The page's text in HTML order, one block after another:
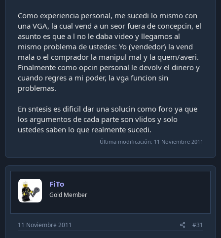
Como experiencia personal, me sucedi lo mismo con
una VGA, la cual vend a un seor fuera de concepcin, el
asunto es que a l no le daba video y llegamos al
mismo problema de ustedes: Yo (vendedor) la vend
mala o el comprador la manipul mal y la quem/averi.
Finalmente como opcin personal le devolv el dinero y
cuando regres a mi poder, la vga funcion sin
problemas.
En sntesis es dificil dar una solucin como foro ya que
los argumentos de cada parte son vlidos y solo
ustedes saben lo que realmente sucedi.
Última modificación: 11 Noviembre 2011
FiTo
Gold Member
11 Noviembre 2011 #31